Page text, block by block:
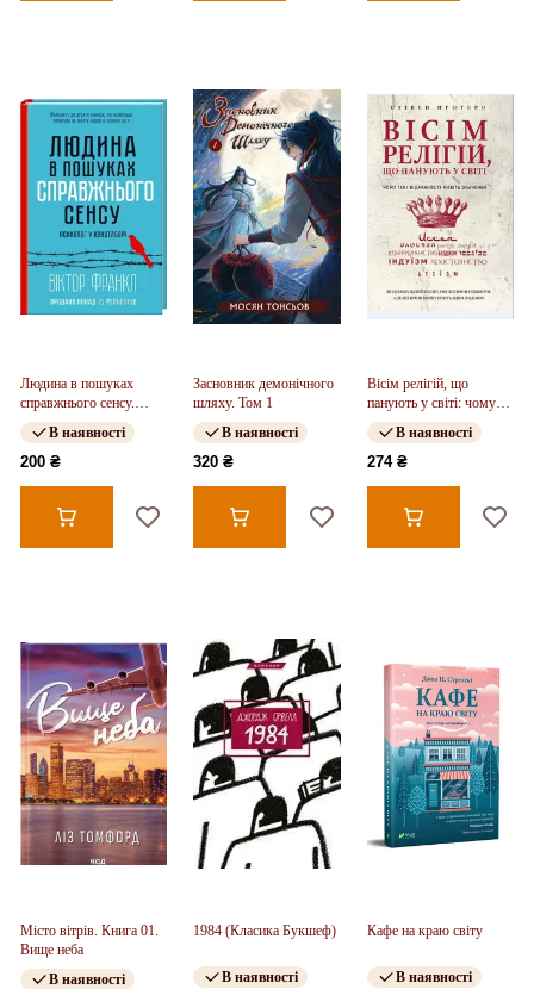
Людина в пошуках
справжнього сенсу.
Психолог у концтаборі
В наявності
200 ₴
Засновник демонічного
шляху. Том 1
В наявності
320 ₴
Вісім релігій, що
панують у світі: чому
їхні відмінності мають
значенняВ наявності
274 ₴
Місто вітрів. Книга 01.
Вище неба
В наявності
1984 (Класика Букшеф)
В наявності
Кафе на краю світу
В наявності